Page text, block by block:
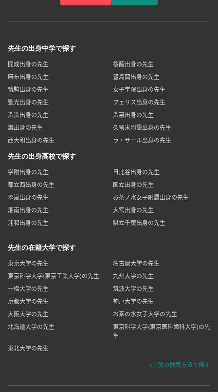
先生の出身中学で探す
開成出身の先生
桜蔭出身の先生
麻布出身の先生
豊島岡出身の先生
筑駒出身の先生
女子学院出身の先生
聖光出身の先生
フェリス出身の先生
渋渋出身の先生
渋幕出身の先生
灘出身の先生
久留米附設出身の先生
西大和出身の先生
ラ・サール出身の先生
先生の出身高校で探す
学附出身の先生
日比谷出身の先生
都立西出身の先生
国立出身の先生
翠嵐出身の先生
お茶ノ水女子附属出身の先生
湘南出身の先生
大宮出身の先生
浦和出身の先生
県立千葉出身の先生
先生の在籍大学で探す
東京大学の先生
名古屋大学の先生
東京科学大学(東京工業大学)の先生
九州大学の先生
一橋大学の先生
筑波大学の先生
京都大学の先生
神戸大学の先生
大阪大学の先生
お茶の水女子大学の先生
北海道大学の先生
東京科学大学(東京医科歯科大学)の先
生
東北大学の先生
👉別の検索方法で探す